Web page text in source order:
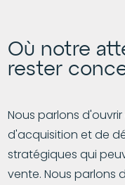
Où notre
rester
Nous parlons
d'acquisition et de
stratégiques qui
vente. Nous parlons